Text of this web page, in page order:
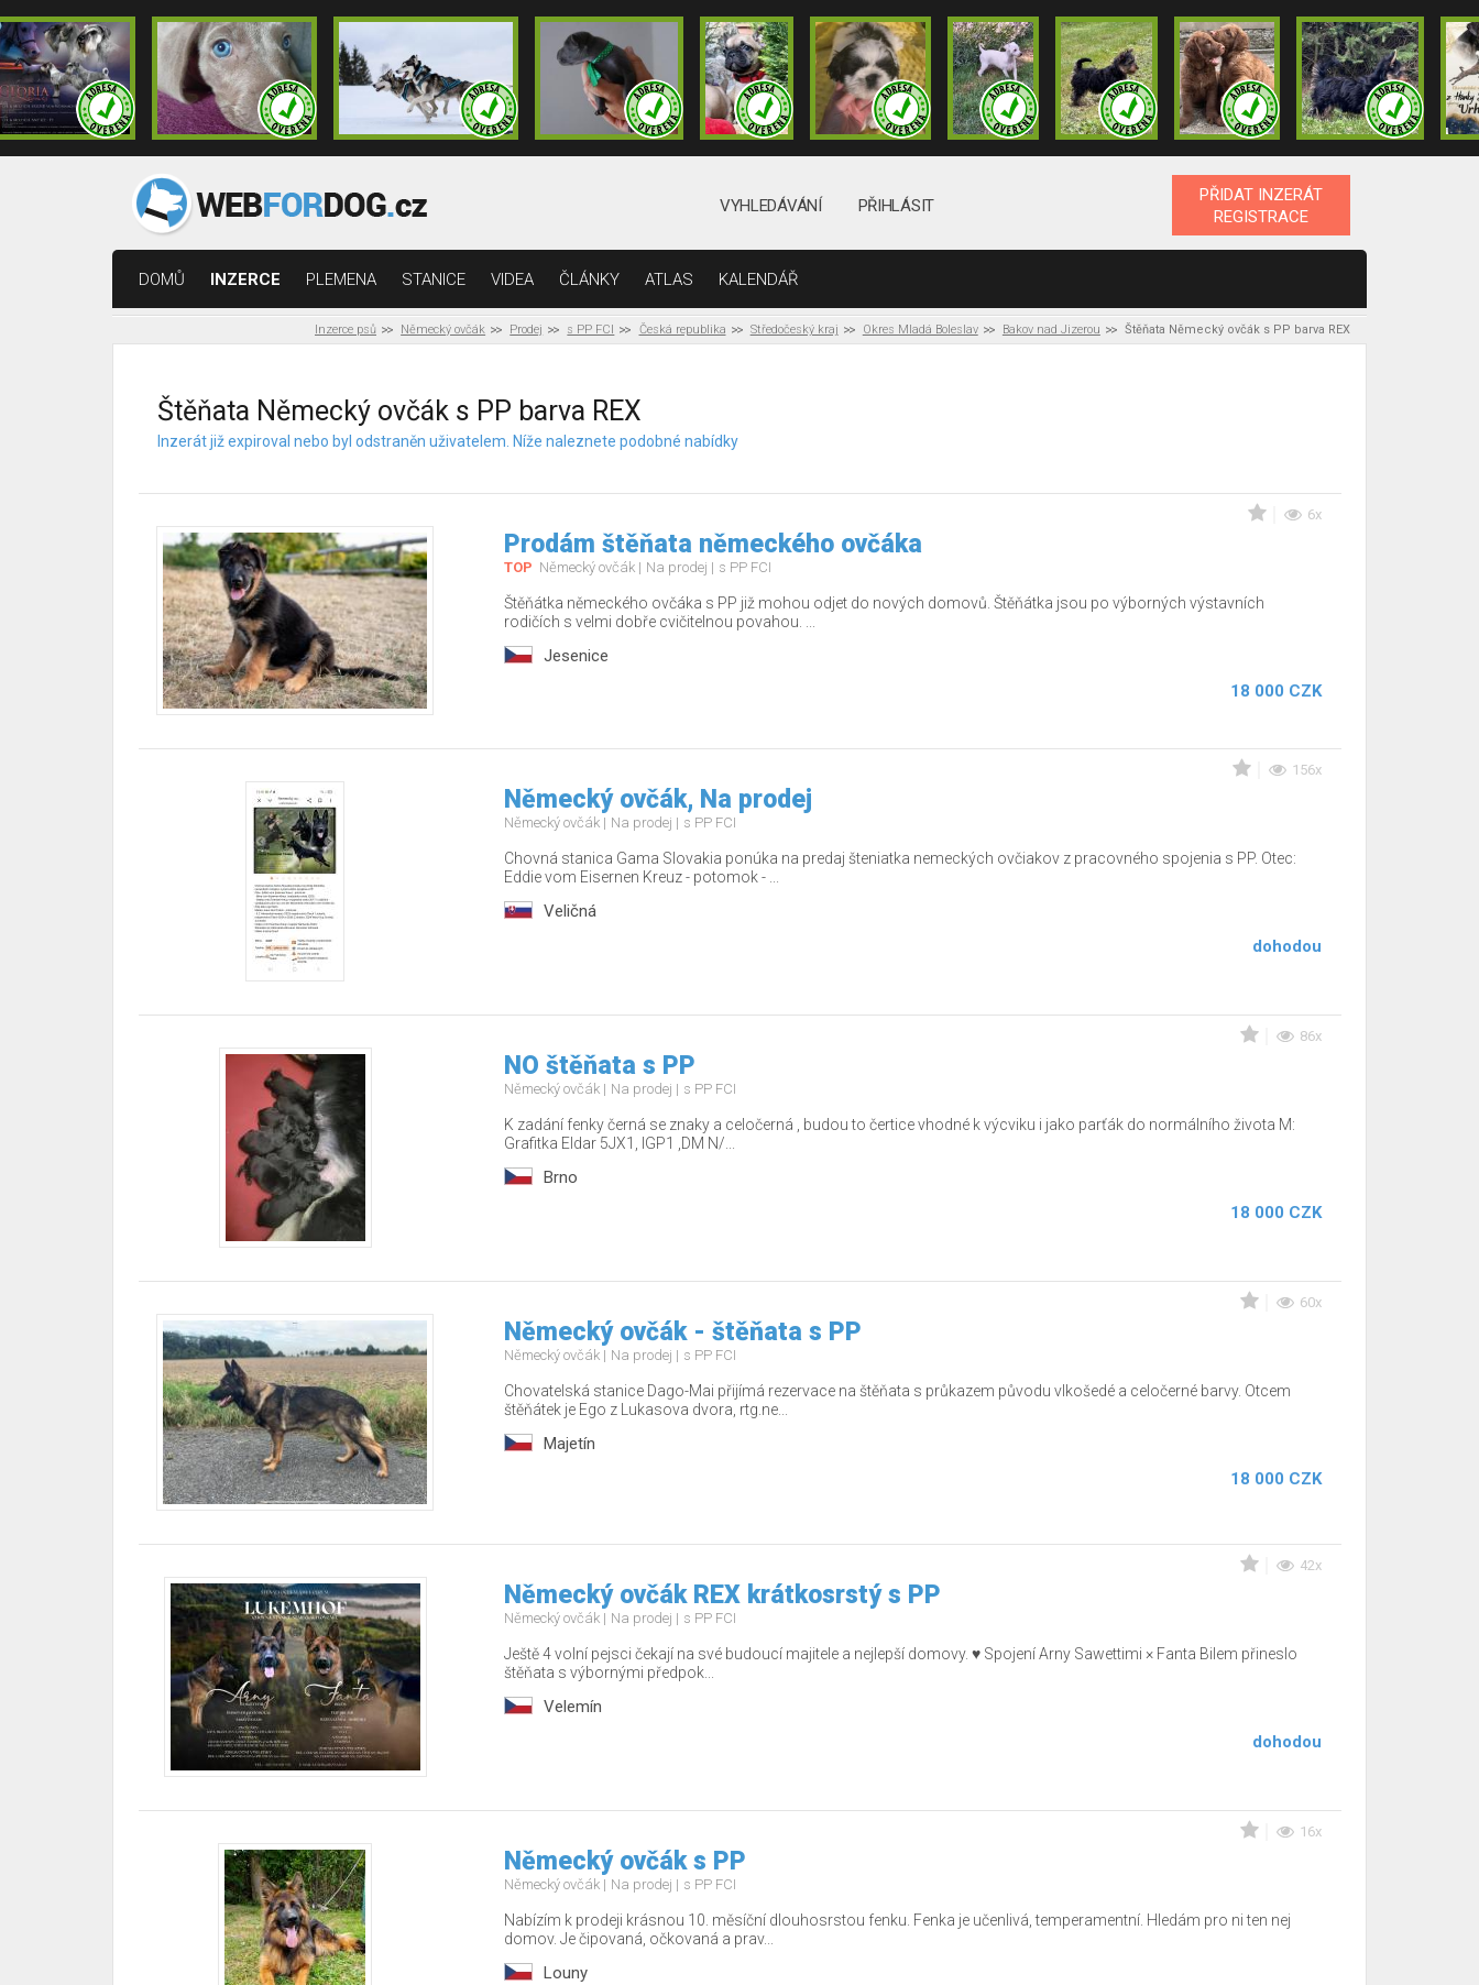
VYHLEDÁVÁNÍ PŘIHLÁSIT
PŘIDAT INZERÁT
REGISTRACE
DOMŮ INZERCE PLEMENA STANICE VIDEA ČLÁNKY ATLAS KALENDÁŘ
Inzerce psů Německý ovčák Prodej s PP FCI Česká republika Středočeský kraj Okres Mladá Boleslav Bakov nad Jizerou Štěňata Německý ovčák s PP barva REX
Štěňata Německý ovčák s PP barva REX
Inzerát již expiroval nebo byl odstraněn uživatelem. Níže naleznete podobné nabídky
6x
Prodám štěňata německého ovčáka
TOP Německý ovčák Na prodej s PP FCI
Štěňátka německého ovčáka s PP již mohou odjet do nových domovů. Štěňátka jsou po výborných výstavních
rodičích s velmi dobře cvičitelnou povahou. ...
Jesenice
18 000 CZK
156x
Německý ovčák, Na prodej
Německý ovčák Na prodej s PP FCI
Chovná stanica Gama Slovakia ponúka na predaj šteniatka nemeckých ovčiakov z pracovného spojenia s PP. Otec:
Eddie vom Eisernen Kreuz - potomok - ...
Veličná
dohodou
86x
NO štěňata s PP
Německý ovčák Na prodej s PP FCI
K zadání fenky černá se znaky a celočerná , budou to čertice vhodné k výcviku i jako parťák do normálního života M:
Grafitka Eldar 5JX1, IGP1 ,DM N/...
Brno
18 000 CZK
60x
Německý ovčák - štěňata s PP
Německý ovčák Na prodej s PP FCI
Chovatelská stanice Dago-Mai přijímá rezervace na štěňata s průkazem původu vlkošedé a celočerné barvy. Otcem
štěňátek je Ego z Lukasova dvora, rtg.ne...
Majetín
18 000 CZK
42x
Německý ovčák REX krátkosrstý s PP
Německý ovčák Na prodej s PP FCI
Ještě 4 volní pejsci čekají na své budoucí majitele a nejlepší domovy. ♥️ Spojení Arny Sawettimi × Fanta Bilem přineslo
štěňata s výbornými předpok...
Velemín
dohodou
16x
Německý ovčák s PP
Německý ovčák Na prodej s PP FCI
Nabízím k prodeji krásnou 10. měsíční dlouhosrstou fenku. Fenka je učenlivá, temperamentní. Hledám pro ni ten nej
domov. Je čipovaná, očkovaná a prav...
Louny